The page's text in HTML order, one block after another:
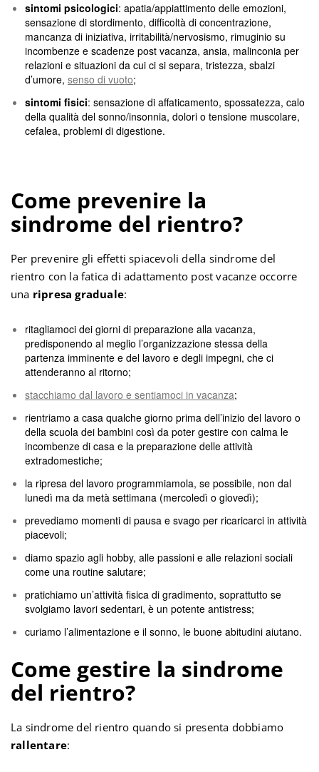
sintomi psicologici: apatia/appiattimento delle emozioni,
sensazione di stordimento, difficoltà di concentrazione,
mancanza di iniziativa, irritabilità/nervosismo, rimuginio su
incombenze e scadenze post vacanza, ansia, malinconia per
relazioni e situazioni da cui ci si separa, tristezza, sbalzi
d’umore, senso di vuoto;
sintomi fisici: sensazione di affaticamento, spossatezza, calo
della qualità del sonno/insonnia, dolori o tensione muscolare,
cefalea, problemi di digestione.
Come prevenire la
sindrome del rientro?
Per prevenire gli effetti spiacevoli della sindrome del
rientro con la fatica di adattamento post vacanze occorre
una ripresa graduale:
ritagliamoci dei giorni di preparazione alla vacanza,
predisponendo al meglio l’organizzazione stessa della
partenza imminente e del lavoro e degli impegni, che ci
attenderanno al ritorno;
stacchiamo dal lavoro e sentiamoci in vacanza;
rientriamo a casa qualche giorno prima dell’inizio del lavoro o
della scuola dei bambini così da poter gestire con calma le
incombenze di casa e la preparazione delle attività
extradomestiche;
la ripresa del lavoro programmiamola, se possibile, non dal
lunedì ma da metà settimana (mercoledì o giovedì);
prevediamo momenti di pausa e svago per ricaricarci in attività
piacevoli;
diamo spazio agli hobby, alle passioni e alle relazioni sociali
come una routine salutare;
pratichiamo un’attività fisica di gradimento, soprattutto se
svolgiamo lavori sedentari, è un potente antistress;
curiamo l’alimentazione e il sonno, le buone abitudini aiutano.
Come gestire la sindrome
del rientro?
La sindrome del rientro quando si presenta dobbiamo
rallentare: